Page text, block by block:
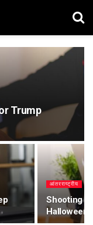
Trump
आंतरराष्ट्रीय
Shooting
Halloween